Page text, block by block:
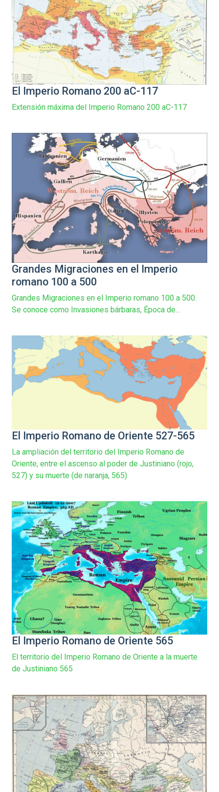
El Imperio Romano 200 aC-117
Extensión máxima del Imperio Romano 200 aC-117
Grandes Migraciones en el Imperio
romano 100 a 500
Grandes Migraciones en el Imperio romano 100 a 500.
Se conoce como Invasiones bárbaras, Época de...
El Imperio Romano de Oriente 527-565
La ampliación del territorio del Imperio Romano de
Oriente, entre el ascenso al poder de Justiniano (rojo,
527) y su muerte (de naranja, 565)
El Imperio Romano de Oriente 565
El territorio del Imperio Romano de Oriente a la muerte
de Justiniano 565